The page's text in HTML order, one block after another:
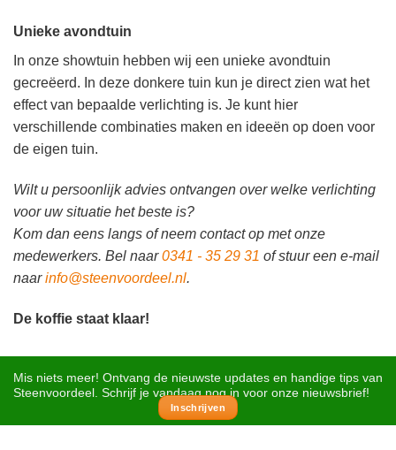
Unieke avondtuin
In onze showtuin hebben wij een unieke avondtuin
gecreëerd. In deze donkere tuin kun je direct zien wat het
effect van bepaalde verlichting is. Je kunt hier
verschillende combinaties maken en ideeën op doen voor
de eigen tuin.
Wilt u persoonlijk advies ontvangen over welke verlichting
voor uw situatie het beste is?
Kom dan eens langs of neem contact op met onze
medewerkers. Bel naar0341 - 35 29 31 of stuur een e-mail
naarinfo@steenvoordeel.nl.
De koffie staat klaar!
Mis niets meer! Ontvang de nieuwste updates en handige tips van
Steenvoordeel. Schrijf je vandaag nog in voor onze nieuwsbrief!
Inschrijven